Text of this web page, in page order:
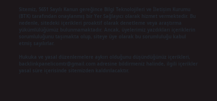
Sitemiz, 5651 Sayılı Kanun gereğince Bilgi Teknolojileri ve İletişim Kurumu
(BTK) tarafından onaylanmış bir Yer Sağlayıcı olarak hizmet vermektedir. Bu
nedenle, sitedeki içerikleri proaktif olarak denetleme veya araştırma
yükümlülüğümüz bulunmamaktadır. Ancak, üyelerimiz yazdıkları içeriklerin
Hukuka ve yasal düzenlemelere aykırı olduğunu düşündüğünüz içerikleri,